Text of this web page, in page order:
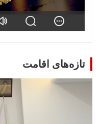
تازه‌های اقامت